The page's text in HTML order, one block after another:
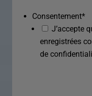
Consentement*
J’accepte
enregistrées
de